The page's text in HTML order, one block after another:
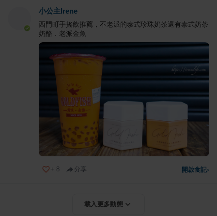
小公主Irene
西門町手搖飲推薦，不老派的泰式珍珠奶茶還有泰式奶茶
奶酪．老派金魚
+ 8 分享 開啟食記›
載入更多動態